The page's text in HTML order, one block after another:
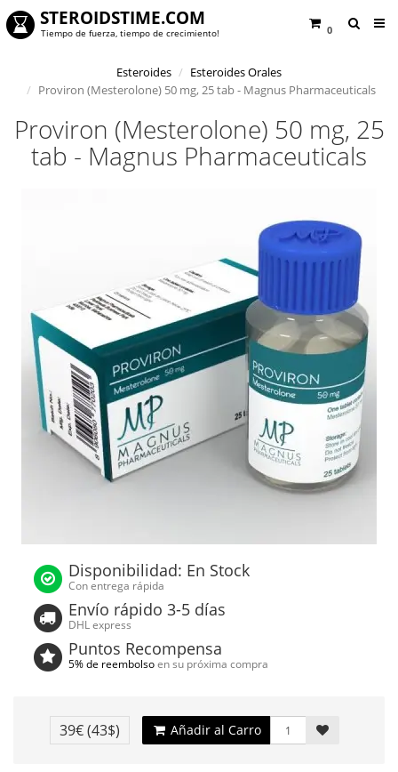
0
STEROIDSTIME.COM
Tiempo de fuerza, tiempo de crecimiento!
Esteroides
Esteroides Orales
Proviron (Mesterolone) 50 mg, 25 tab - Magnus Pharmaceuticals
Proviron (Mesterolone) 50 mg, 25
tab - Magnus Pharmaceuticals
Disponibilidad: En Stock
Con entrega rápida
Envío rápido 3-5 días
DHL express
Puntos Recompensa
5% de reembolsoen su próxima compra
39€(43$) Añadir al Carro